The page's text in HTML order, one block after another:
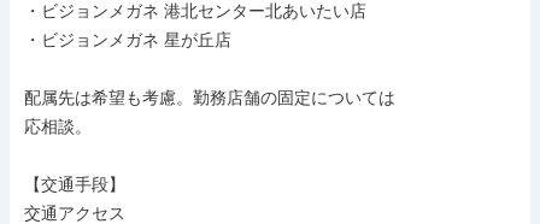
・ビジョンメガネ 港北センター北あいたい店
・ビジョンメガネ 星が丘店
配属先は希望も考慮。勤務店舗の固定については
応相談。
【交通手段】
交通アクセス